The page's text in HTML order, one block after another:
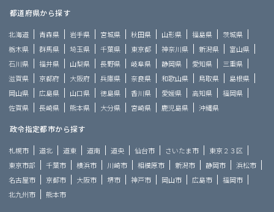
都道府県から探す
北海道 青森県 岩手県 宮城県 秋田県 山形県 福島県
茨城県
栃木県
群馬県 埼玉県 千葉県 東京都 神奈川県 新潟県
富山県
石川県
福井県 山梨県 長野県 岐阜県 静岡県 愛知県
三重県
滋賀県
京都府 大阪府 兵庫県 奈良県 和歌山県 鳥取県
島根県
岡山県
広島県 山口県 徳島県 香川県 愛媛県 高知県
福岡県
佐賀県
長崎県 熊本県 大分県 宮崎県 鹿児島県 沖縄県
政令指定都市から探す
札幌市 道北 道東 道南 道央 仙台市 さいたま市
東京２３区
東京市部
千葉市 横浜市 川崎市 相模原市 新潟市 静岡市
浜松市
名古屋市
京都市 大阪市 堺市 神戸市 岡山市 広島市
福岡市
北九州市
熊本市